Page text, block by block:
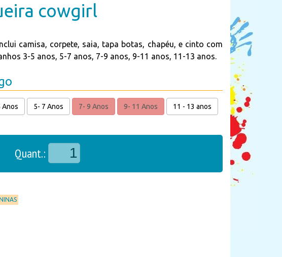
cowgirl
camisa, corpete, saia, tapa botas, chapéu, e cinto com
3-5 anos, 5-7 anos, 7-9 anos, 9-11 anos, 11-13 anos.
Anos 5- 7 Anos 7- 9 Anos 9- 11 Anos 11 - 13 anos
Quant.: